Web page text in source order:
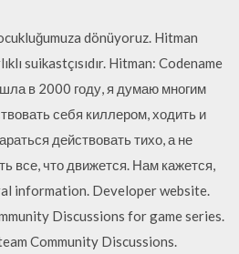
dönüyoruz. Hitman
suikastçısıdır. Hitman: Codename
в 2000 году, я думаю многим
себя киллером, ходить и
действовать тихо, а не
все, что движется. Нам кажется,
information. Developer website.
Discussions for game series.
Community Discussions.